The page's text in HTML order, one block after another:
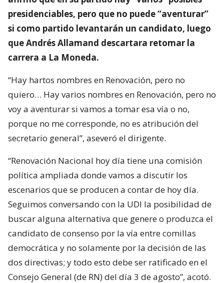
presidenciables, pero que no puede “aventurar”
si como partido levantarán un candidato, luego
que Andrés Allamand descartara retomar la
carrera a La Moneda.
“Hay hartos nombres en Renovación, pero no
quiero… Hay varios nombres en Renovación, pero no
voy a aventurar si vamos a tomar esa vía o no,
porque no me corresponde, no es atribución del
secretario general”, aseveró el dirigente.
“Renovación Nacional hoy día tiene una comisión
política ampliada donde vamos a discutir los
escenarios que se producen a contar de hoy día.
Seguimos conversando con la UDI la posibilidad de
buscar alguna alternativa que genere o produzca el
candidato de consenso por la vía entre comillas
democrática y no solamente por la decisión de las
dos directivas; y todo esto debe ser ratificado en el
Consejo General (de RN) del día 3 de agosto”, acotó.